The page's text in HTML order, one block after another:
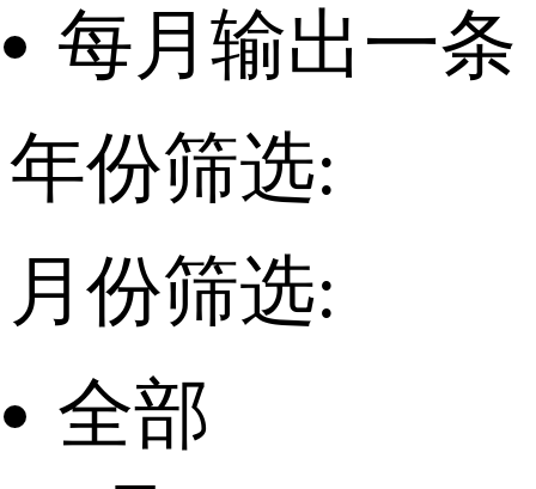
每月输出一条
年份筛选:
月份筛选:
全部